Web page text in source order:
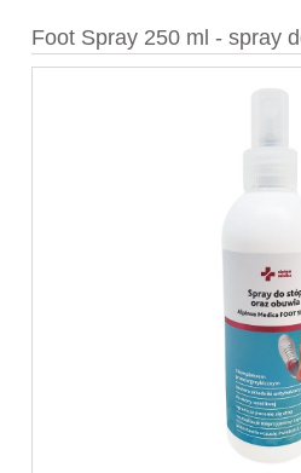
Foot Spray 250 ml - spray